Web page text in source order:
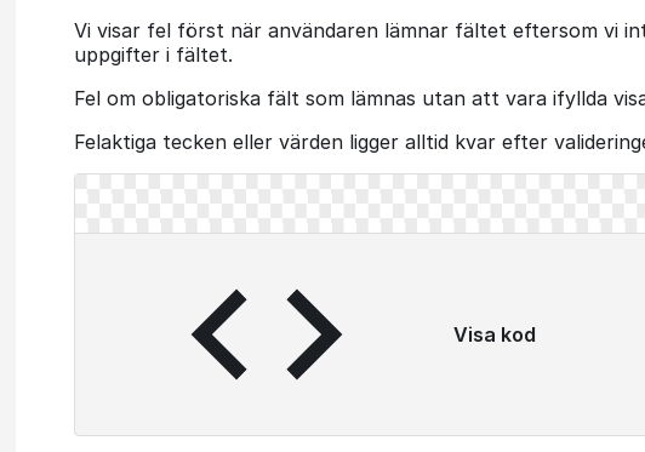
Vi visar fel först när användaren lämnar fältet eftersom vi
uppgifter i fältet.
Fel om obligatoriska fält som lämnas utan att vara ifyllda
Felaktiga tecken eller värden ligger alltid kvar efter
Visa kod